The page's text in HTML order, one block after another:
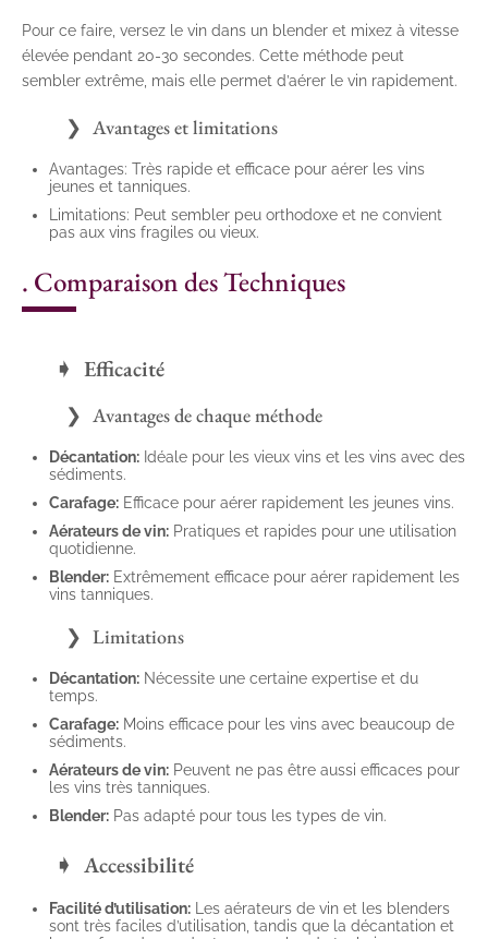
Pour ce faire, versez le vin dans un blender et mixez à vitesse
élevée pendant 20-30 secondes. Cette méthode peut
sembler extrême, mais elle permet d’aérer le vin rapidement.
Avantages et limitations
Avantages: Très rapide et efficace pour aérer les vins
jeunes et tanniques.
Limitations: Peut sembler peu orthodoxe et ne convient
pas aux vins fragiles ou vieux.
. Comparaison des Techniques
Efficacité
Avantages de chaque méthode
Décantation: Idéale pour les vieux vins et les vins avec des
sédiments.
Carafage: Efficace pour aérer rapidement les jeunes vins.
Aérateurs de vin: Pratiques et rapides pour une utilisation
quotidienne.
Blender: Extrêmement efficace pour aérer rapidement les
vins tanniques.
Limitations
Décantation: Nécessite une certaine expertise et du
temps.
Carafage: Moins efficace pour les vins avec beaucoup de
sédiments.
Aérateurs de vin: Peuvent ne pas être aussi efficaces pour
les vins très tanniques.
Blender: Pas adapté pour tous les types de vin.
Accessibilité
Facilité d’utilisation: Les aérateurs de vin et les blenders
sont très faciles d’utilisation, tandis que la décantation et